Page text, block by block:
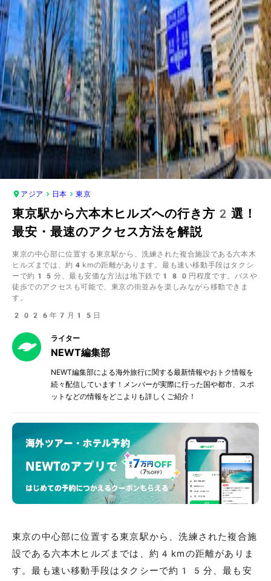
アジア 日本 東京
東京駅から六本木ヒルズへの行き方2選！
最安・最速のアクセス方法を解説
東京の中心部に位置する東京駅から、洗練された複合施設である六本木
ヒルズまでは、約4kmの距離があります。最も速い移動手段はタクシ
ーで約15分、最も安価な方法は地下鉄で180円程度です。バスや
徒歩でのアクセスも可能で、東京の街並みを楽しみながら移動できま
す。
2026年7月15日
ライター
NEWT編集部
NEWT編集部による海外旅行に関する最新情報やおトク情報を
続々配信しています！メンバーが実際に行った国や都市、スポ
ットなどの情報をどこよりも詳しくご紹介！
東京の中心部に位置する東京駅から、洗練された複合施
設である六本木ヒルズまでは、約4kmの距離がありま
す。最も速い移動手段はタクシーで約15分、最も安